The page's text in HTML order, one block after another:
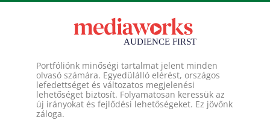
Portfóliónk minőségi tartalmat jelent minden
olvasó számára. Egyedülálló elérést, országos
lefedettséget és változatos megjelenési
lehetőséget biztosít. Folyamatosan keressük az
új irányokat és fejlődési lehetőségeket. Ez jövőnk
záloga.